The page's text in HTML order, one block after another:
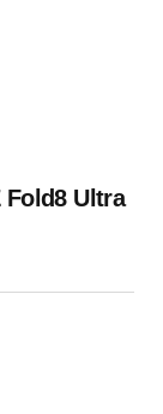
Fold8 Ultra